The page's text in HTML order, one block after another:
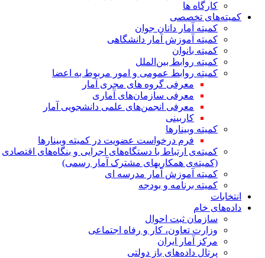
کارگاه ها
کمیته‌های تخصصی
کمیته آمار دانان جوان
کمیته آموزش آمار دانشگاهی
کمیته بانوان
کمیته روابط بین‌الملل
کمیته روابط عمومی و امور مربوط به اعضا
معرفی گروه های مجری آمار
معرفی سازمان‌های آماری
معرفی انجمن‌های علمی دانشجویی آمار
کاربینی
کمیته وبینارها
فرم درخواست عضویت در کمیته وبینارها
کمیته‌ی ارتباط با دستگاه‌های اجرایی و بنگاه‌های اقتصادی
(کمیته‌ی همکاریهای مشترک آمار رسمی)
کمیته آموزش آمار مدرسه ای
کمیته برنامه و بودجه
انتخابات
داده‌های خام
سازمان ثبت احوال
وزارت تعاون، کار و رفاه اجتماعی
مرکز آمار ایران
پرتال داده‌های باز دولتی